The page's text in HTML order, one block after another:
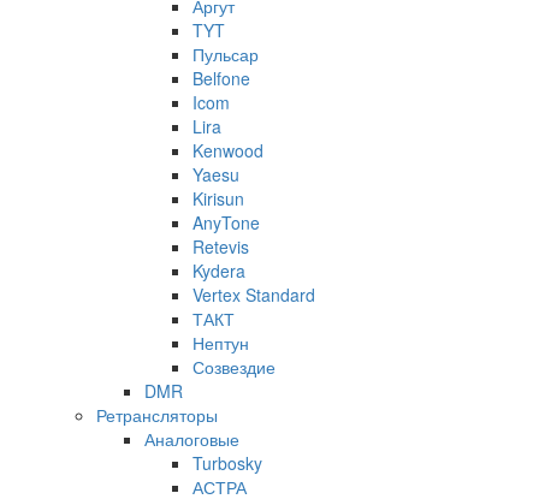
Аргут
TYT
Пульсар
Belfone
Icom
Lira
Kenwood
Yaesu
Kirisun
AnyTone
Retevis
Kydera
Vertex Standard
ТАКТ
Нептун
Созвездие
DMR
Ретрансляторы
Аналоговые
Turbosky
АСТРА